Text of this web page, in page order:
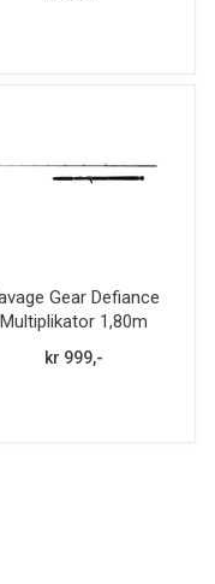
Gear Defiance
Multiplikator 1,80m
kr 999,-